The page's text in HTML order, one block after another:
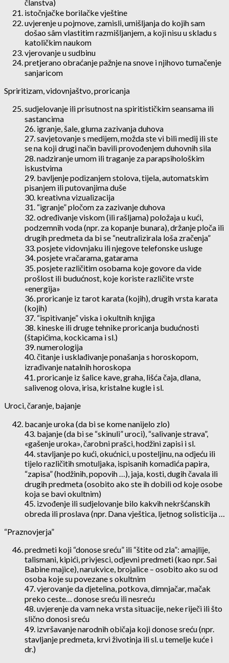
članstva)
istočnjačke borilačke vještine
uvjerenje u pojmove, zamisli, umišljanja do kojih sam
došao sâm vlastitim razmišljanjem, a koji nisu u skladu s
katoličkim naukom
vjerovanje u sudbinu
pretjerano obraćanje pažnje na snove i njihovo tumačenje
sanjaricom
Spriritizam, vidovnjaštvo, proricanja
sudjelovanje ili prisutnost na spiritističkim seansama ili
sastancima
26. igranje, šale, gluma zazivanja duhova
27. savjetovanje s medijem, možda ste vi bili medij ili ste
se na koji drugi način bavili provođenjem duhovnih sila
28. nadziranje umom ili traganje za parapsihološkim
iskustvima
29. bavljenje podizanjem stolova, tijela, automatskim
pisanjem ili putovanjima duše
30. kreativna vizualizacija
31. “igranje” pločom za zazivanje duhova
32. određivanje viskom (ili rašljama) položaja u kući,
podzemnih voda (npr. za kopanje bunara), držanje ploča ili
drugih predmeta da bi se “neutralizirala loša zračenja”
33. posjete vidovnjaku ili njegove telefonske usluge
34. posjete vračarama, gatarama
35. posjete različitim osobama koje govore da vide
prošlost ili budućnost, koje koriste različite vrste
«energija»
36. proricanje iz tarot karata (kojih), drugih vrsta karata
(kojih)
37. “ispitivanje” viska i okultnih knjiga
38. kineske ili druge tehnike proricanja budućnosti
(štapićima, kockicama i sl.)
39. numerologija
40. čitanje i usklađivanje ponašanja s horoskopom,
izrađivanje natalnih horoskopa
41. proricanje iz šalice kave, graha, lišća čaja, dlana,
salivenog olova, irisa, kristalne kugle i sl.
Uroci, čaranje, bajanje
bacanje uroka (da bi se kome nanijelo zlo)
43. bajanje (da bi se “skinuli” uroci), “salivanje strava”,
«gašenje uroka», čarobni prašci, hodžini zapisi i sl.
44. stavljanje po kući, okućnici, u posteljinu, na odjeću ili
tijelo različitih smotuljaka, ispisanih komadića papira,
“zapisa” (hodžinih, popovih …), jaja, kosti, dugih čavala ili
drugih predmeta (osobito ako ste ih dobili od koje osobe
koja se bavi okultnim)
45. izvođenje ili sudjelovanje bilo kakvih nekršćanskih
obreda ili proslava (npr. Dana vještica, ljetnog solisticija …
“Praznovjerja”
predmeti koji “donose sreću” ili “štite od zla”: amajlije,
talismani, kipići, privjesci, odjevni predmeti (kao npr. Sai
Babine majice), narukvice, brojalice – osobito ako su od
osoba koje su povezane s okultnim
47. vjerovanje da djetelina, potkova, dimnjačar, mačak
preko ceste… donose sreću ili nesreću
48. uvjerenje da vam neka vrsta situacije, neke riječi ili što
slično donosi sreću
49. izvršavanje narodnih običaja koji donose sreću (npr.
stavljanje predmeta, krvi životinja ili sl. u temelje kuće i
dr.)